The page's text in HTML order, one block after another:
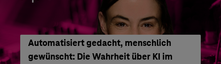
Automatisiert gedacht, menschlich
gewünscht: Die Wahrheit über KI im